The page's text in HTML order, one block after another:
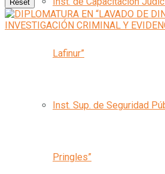
Lafinur”
Inst. Sup. de Seguridad
Pringles”
Reset